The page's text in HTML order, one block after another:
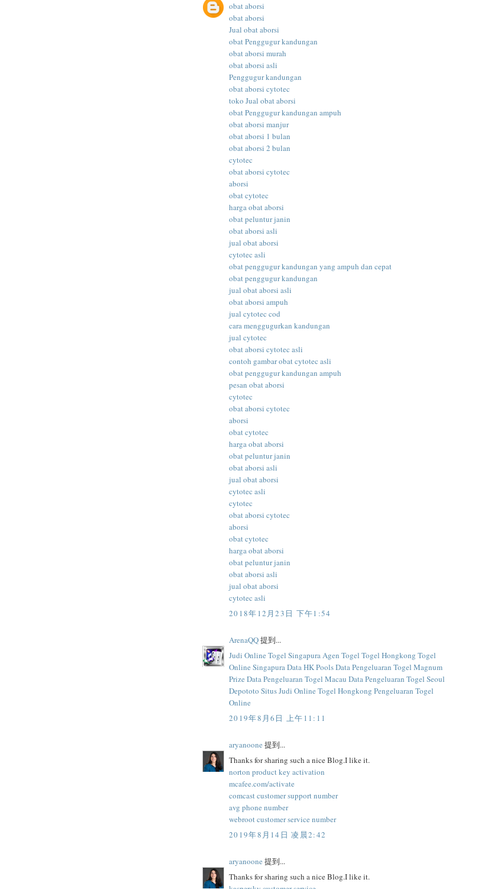
obat aborsi
obat aborsi
Jual obat aborsi
obat Penggugur kandungan
obat aborsi murah
obat aborsi asli
Penggugur kandungan
obat aborsi cytotec
toko Jual obat aborsi
obat Penggugur kandungan ampuh
obat aborsi manjur
obat aborsi 1 bulan
obat aborsi 2 bulan
cytotec
obat aborsi cytotec
aborsi
obat cytotec
harga obat aborsi
obat peluntur janin
obat aborsi asli
jual obat aborsi
cytotec asli
obat penggugur kandungan yang ampuh dan cepat
obat penggugur kandungan
jual obat aborsi asli
obat aborsi ampuh
jual cytotec cod
cara menggugurkan kandungan
jual cytotec
obat aborsi cytotec asli
contoh gambar obat cytotec asli
obat penggugur kandungan ampuh
pesan obat aborsi
cytotec
obat aborsi cytotec
aborsi
obat cytotec
harga obat aborsi
obat peluntur janin
obat aborsi asli
jual obat aborsi
cytotec asli
cytotec
obat aborsi cytotec
aborsi
obat cytotec
harga obat aborsi
obat peluntur janin
obat aborsi asli
jual obat aborsi
cytotec asli
2018年12月23日 下午1:54
ArenaQQ提到...
Judi Online Togel SingapuraAgen Togel Togel Hongkong Togel
Online SingapuraData HK PoolsData Pengeluaran Togel Magnum
Prize Data Pengeluaran Togel Macau Data Pengeluaran Togel Seoul
Depototo Situs Judi Online Togel Hongkong Pengeluaran Togel
Online
2019年8月6日 上午11:11
aryanoone 提到...
Thanks for sharing such a nice Blog.I like it.
norton product key activation
mcafee.com/activate
comcast customer support number
avg phone number
webroot customer service number
2019年8月14日 凌晨2:42
aryanoone 提到...
Thanks for sharing such a nice Blog.I like it.